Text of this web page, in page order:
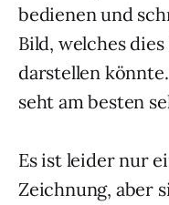
bedienen und
Bild, welches dies
darstellen
seht am besten
Es ist leider nur
Zeichnung, aber